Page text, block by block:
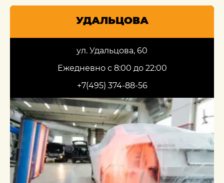
УДАЛЬЦОВА
ул. Удальцова, 60
Ежедневно с 8:00 до 22:00
+7(495) 374-88-56